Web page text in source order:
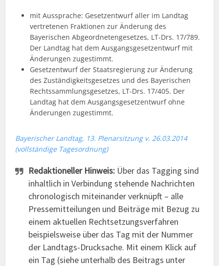
mit Aussprache: Gesetzentwurf aller im Landtag
vertretenen Fraktionen zur Änderung des
Bayerischen Abgeordnetengesetzes, LT-Drs. 17/789.
Der Landtag hat dem Ausgangsgesetzentwurf mit
Änderungen zugestimmt.
Gesetzentwurf der Staatsregierung zur Änderung
des Zuständigkeitsgesetzes und des Bayerischen
Rechtssammlungsgesetzes, LT-Drs. 17/405. Der
Landtag hat dem Ausgangsgesetzentwurf ohne
Änderungen zugestimmt.
Bayerischer Landtag, 13. Plenarsitzung v. 26.03.2014
(vollständige Tagesordnung)
Redaktioneller Hinweis: Über das Tagging sind
inhaltlich in Verbindung stehende Nachrichten
chronologisch miteinander verknüpft – alle
Pressemitteilungen und Beiträge mit Bezug zu
einem aktuellen Rechtsetzungsverfahren
beispielsweise über das Tag mit der Nummer
der Landtags-Drucksache. Mit einem Klick auf
ein Tag (siehe unterhalb des Beitrags unter